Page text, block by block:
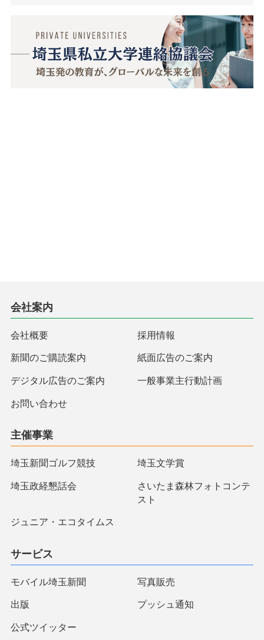
会社案内
会社概要 採用情報
新聞のご購読案内 紙面広告のご案内
デジタル広告のご案内 一般事業主行動計画
お問い合わせ
主催事業
埼玉新聞ゴルフ競技 埼玉文学賞
埼玉政経懇話会
さいたま森林フォトコンテ
スト
ジュニア・エコタイムス
サービス
モバイル埼玉新聞 写真販売
出版 プッシュ通知
公式ツイッター